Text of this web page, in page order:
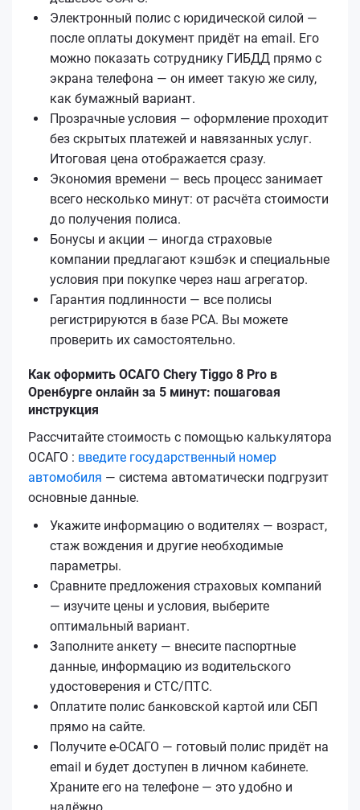
Электронный полис с юридической силой —
после оплаты документ придёт на email. Его
можно показать сотруднику ГИБДД прямо с
экрана телефона — он имеет такую же силу,
как бумажный вариант.
Прозрачные условия — оформление проходит
без скрытых платежей и навязанных услуг.
Итоговая цена отображается сразу.
Экономия времени — весь процесс занимает
всего несколько минут: от расчёта стоимости
до получения полиса.
Бонусы и акции — иногда страховые
компании предлагают кэшбэк и специальные
условия при покупке через наш агрегатор.
Гарантия подлинности — все полисы
регистрируются в базе РСА. Вы можете
проверить их самостоятельно.
Как оформить ОСАГО Chery Tiggo 8 Pro в
Оренбурге онлайн за 5 минут: пошаговая
инструкция
Рассчитайте стоимость с помощью калькулятора
ОСАГО : введите государственный номер
автомобиля — система автоматически подгрузит
основные данные.
Укажите информацию о водителях — возраст,
стаж вождения и другие необходимые
параметры.
Сравните предложения страховых компаний
— изучите цены и условия, выберите
оптимальный вариант.
Заполните анкету — внесите паспортные
данные, информацию из водительского
удостоверения и СТС/ПТС.
Оплатите полис банковской картой или СБП
прямо на сайте.
Получите е‑ОСАГО — готовый полис придёт на
email и будет доступен в личном кабинете.
Храните его на телефоне — это удобно и